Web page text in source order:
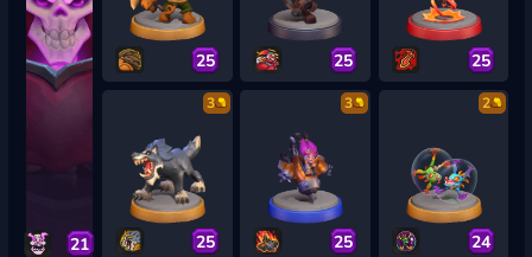
21
25 25 25
3
25
3
25
2
24